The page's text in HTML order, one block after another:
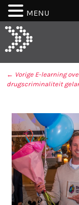
← VorigeE-learning
drugscriminaliteit
MENU